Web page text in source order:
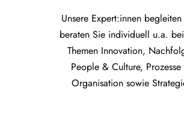
Unsere Expert:innen
beraten Sie individuell u.a.
Themen Innovation,
People & Culture,
Organisation sowie